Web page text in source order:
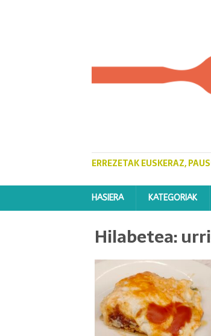
ERREZETAK EUSKERAZ,
HASIERA KATEGORIAK
Hilabetea: